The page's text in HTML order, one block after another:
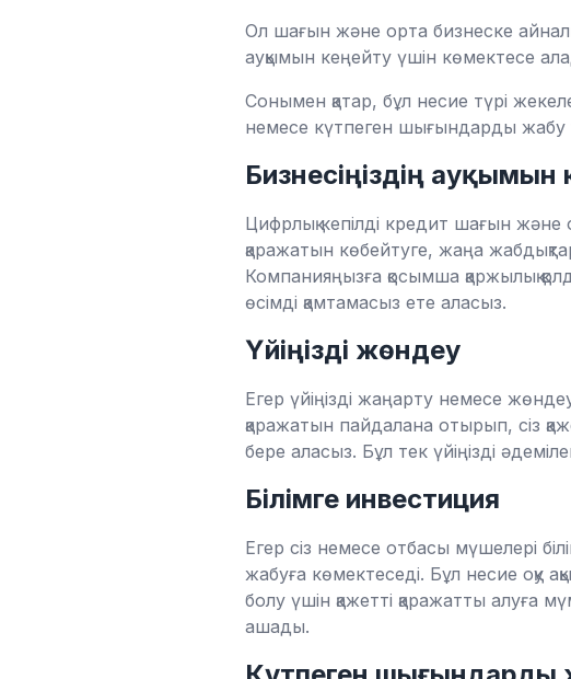
Ол шағын және орта бизнеске
ауқымын кеңейту үшін көмектесе
Сонымен қатар, бұл несие түрі
немесе күтпеген шығындарды жабу
Бизнесіңіздің ауқымын
Цифрлық кепілді кредит шағын және
қаражатын көбейтуге, жаңа
Компанияңызға қосымша қаржылық
өсімді қамтамасыз ете аласыз.
Үйіңізді жөндеу
Егер үйіңізді жаңарту немесе
қаражатын пайдалана отырып, сіз
бере аласыз. Бұл тек үйіңізді
Білімге инвестиция
Егер сіз немесе отбасы мүшелері
жабуға көмектеседі. Бұл несие оқу
болу үшін қажетті қаражатты алуға
ашады.